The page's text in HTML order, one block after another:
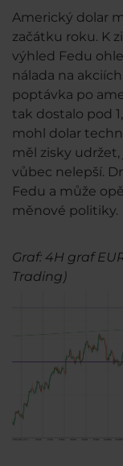
Americký dolar
začátku roku. K
výhled Fedu
nálada na
poptávka po
tak dostalo pod
mohl dolar
měl zisky
vůbec nelepší.
Fedu a může
měnové politiky.
Graf: 4H graf
Trading)